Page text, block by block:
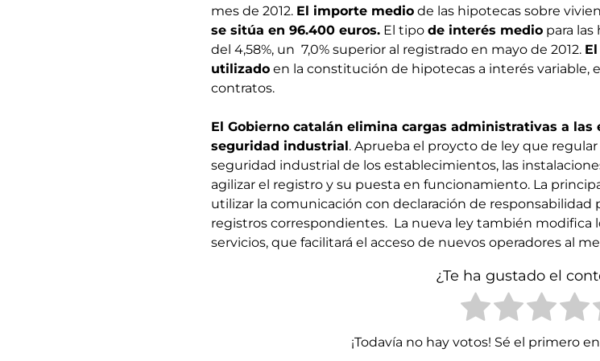
mes de 2012. El importe medio de las hipotecas sobre
se sitúa en 96.400 euros. El tipo de interés medio para
del 4,58%, un 7,0% superior al registrado en mayo de 2012.
utilizado en la constitución de hipotecas a interés variable,
contratos.
El Gobierno catalán elimina cargas administrativas a
seguridad industrial. Aprueba el proycto de ley que
seguridad industrial de los establecimientos, las
agilizar el registro y su puesta en funcionamiento. La
utilizar la comunicación con declaración de responsabilidad
registros correspondientes. La nueva ley también modifica
servicios, que facilitará el acceso de nuevos operadores al
¿Te ha gustado el
¡Todavía no hay votos! Sé el primero